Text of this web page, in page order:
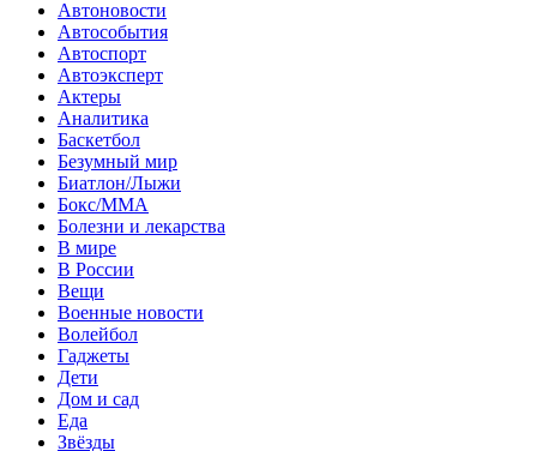
Автоновости
Автособытия
Автоспорт
Автоэксперт
Актеры
Аналитика
Баскетбол
Безумный мир
Биатлон/Лыжи
Бокс/MMA
Болезни и лекарства
В мире
В России
Вещи
Военные новости
Волейбол
Гаджеты
Дети
Дом и сад
Еда
Звёзды